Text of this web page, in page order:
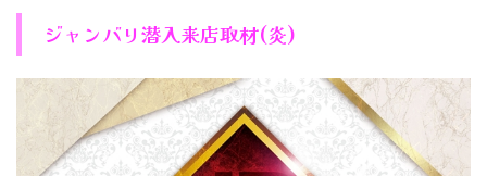
ジャンバリ潜入来店取材(炎)